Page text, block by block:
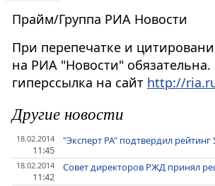
Прайм/Группа РИА Новости
При перепечатке и
на РИА "Новости"
гиперссылка на сайт http://
Другие новости
18.02.2014
11:45
"Эксперт РА" подтвердил
18.02.2014
11:42
Совет директоров РЖД принял